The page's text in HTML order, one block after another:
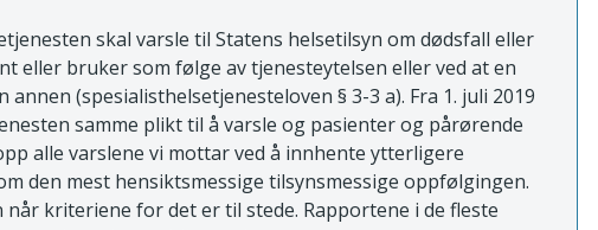
skal varsle til Statens helsetilsyn om dødsfall eller
eller bruker som følge av tjenesteytelsen eller ved at en
(spesialisthelsetjenesteloven § 3-3 a). Fra 1. juli 2019
samme plikt til å varsle og pasienter og pårørende
alle varslene vi mottar ved å innhente ytterligere
den mest hensiktsmessige tilsynsmessige oppfølgingen.
kriteriene for det er til stede. Rapportene i de fleste